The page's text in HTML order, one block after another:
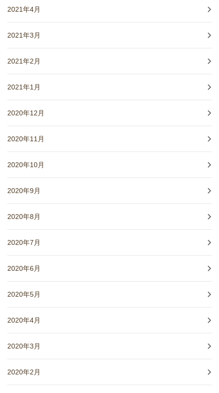
2021年4月
2021年3月
2021年2月
2021年1月
2020年12月
2020年11月
2020年10月
2020年9月
2020年8月
2020年7月
2020年6月
2020年5月
2020年4月
2020年3月
2020年2月